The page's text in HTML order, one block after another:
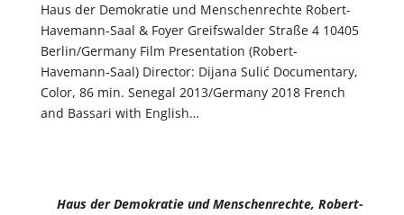
Haus der Demokratie und Menschenrechte Robert-
Havemann-Saal & Foyer Greifswalder Straße 4 10405
Berlin/Germany Film Presentation (Robert-
Havemann-Saal) Director: Dijana Sulić Documentary,
Color, 86 min. Senegal 2013/Germany 2018 French
and Bassari with English…
Haus der Demokratie und Menschenrechte, Robert-